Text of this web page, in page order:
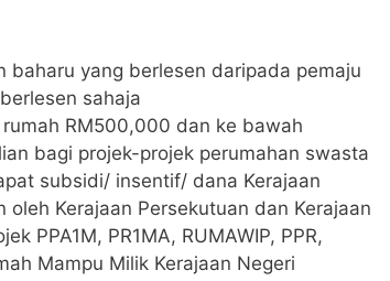
baharu yang berlesen daripada pemaju
sahaja
RM500,000 dan ke bawah
bagi projek-projek perumahan swasta
subsidi/ insentif/ dana Kerajaan
oleh Kerajaan Persekutuan dan Kerajaan
PPA1M, PR1MA, RUMAWIP, PPR,
Mampu Milik Kerajaan Negeri